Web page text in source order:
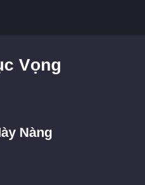
Vọng
Nàng